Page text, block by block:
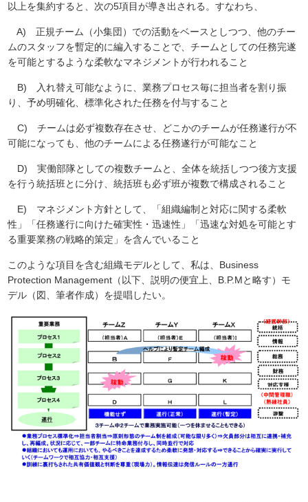
以上を集約すると、次の5項目が導き出される。すなわち、
A) 正規チーム（小集団）での活動をベースとしつつ、他のチー
ムのスタッフを暫定的に編入することで、チームとしての任務完遂
を可能とするような柔軟なマネジメントが行われること
B) 入れ替え可能なように、業務プロセス毎に担当者を割り振
り、予め明確化、標準化された任務を付与すること
C) チームは必ず複数存在させ、どこかのチームが任務遂行が不
可能になっても、他のチームによる任務遂行が可能なこと
D) 実働部隊としての複数チームと、全体を統括しつつ後方支援
を行う統括班とに分け、統括班も必ず班が複数で構成されること
E) マネジメント方針として、「組織編制と対応に関する柔軟
性」「任務遂行に向けた確実性・迅速性」「迅速な対処を可能とす
る重要業務の戦略的策定」を含んでいること
このような項目を含む組織モデルとして、私は、Business
Protection Management（以下、説明の便宜上、B.P.Mと略す）モ
デル（図、筆者作成）を提唱したい。